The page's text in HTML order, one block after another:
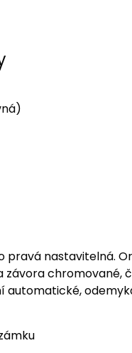
pravá nastavitelná.
chromované,
automatické,